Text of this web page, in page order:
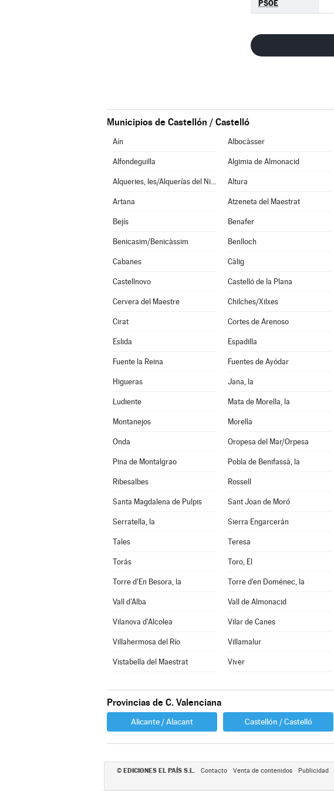
PSOE
Municipios de Castellón / Castelló
Aín Albocàsser
Alfondeguilla Algimia de Almonacid
Alqueries, les/Alquerías del Niño Perdido Altura
Artana Atzeneta del Maestrat
Bejís Benafer
Benicasim/Benicàssim Benlloch
Cabanes Càlig
Castellnovo Castelló de la Plana
Cervera del Maestre Chilches/Xilxes
Cirat Cortes de Arenoso
Eslida Espadilla
Fuente la Reina Fuentes de Ayódar
Higueras Jana, la
Ludiente Mata de Morella, la
Montanejos Morella
Onda Oropesa del Mar/Orpesa
Pina de Montalgrao Pobla de Benifassà, la
Ribesalbes Rossell
Santa Magdalena de Pulpis Sant Joan de Moró
Serratella, la Sierra Engarcerán
Tales Teresa
Torás Toro, El
Torre d'En Besora, la Torre d'en Doménec, la
Vall d'Alba Vall de Almonacid
Vilanova d'Alcolea Vilar de Canes
Villahermosa del Río Villamalur
Vistabella del Maestrat Viver
Provincias de C. Valenciana
Alicante / Alacant Castellón / Castelló
© EDICIONES EL PAÍS S.L. Contacto Venta de contenidos Publicidad